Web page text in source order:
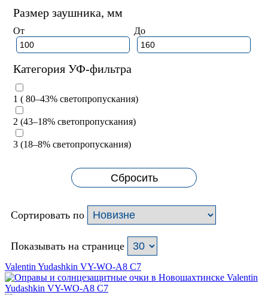
Размер заушника, мм
От До
Категория УФ-фильтра
1 ( 80–43% светопропускания)
2 (43–18% светопропускания)
3 (18–8% светопропускания)
Сбросить
Сортировать по
Показывать на странице
Valentin Yudashkin VY-WO-A8 C7